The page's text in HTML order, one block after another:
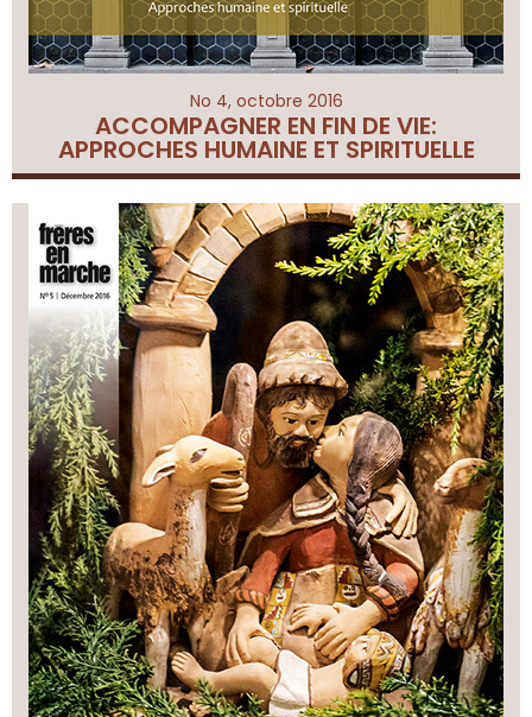
No 4, octobre 2016
ACCOMPAGNER EN FIN DE VIE:
APPROCHES HUMAINE ET SPIRITUELLE